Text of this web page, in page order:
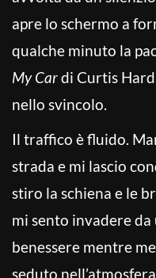
apre lo schermo a
qualche minuto la
My Cardi Curtis
nello svincolo.
Il traffico è fluido.
strada e mi lascio
stiro la schiena e le
mi sento invadere da
benessere mentre
seduto